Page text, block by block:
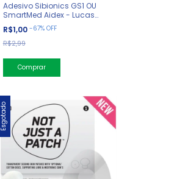
Adesivo Sibionics GS1 OU
SmartMed Aidex - Lucas
Lorenzi
R$1,00 -67% OFF
R$2,99
Esgotado